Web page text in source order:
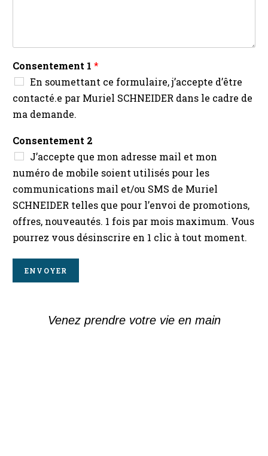
Consentement 1 *
En soumettant ce formulaire, j’accepte d’être
contacté.e par Muriel SCHNEIDER dans le cadre de
ma demande.
t
é
l
é
h
o
n
V
Consentement 2
J’accepte que mon adresse mail et mon
numéro de mobile soient utilisés pour les
communications mail et/ou SMS de Muriel
SCHNEIDER telles que pour l’envoi de promotions,
offres, nouveautés. 1 fois par mois maximum. Vous
pourrez vous désinscrire en 1 clic à tout moment.
ENVOYER
Venez prendre votre vie en main